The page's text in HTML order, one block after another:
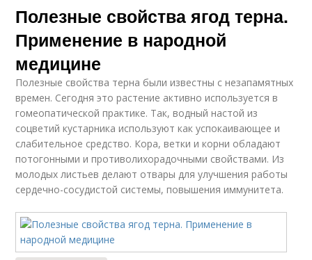
Полезные свойства ягод терна.
Применение в народной
медицине
Полезные свойства терна были известны с незапамятных
времен. Сегодня это растение активно используется в
гомеопатической практике. Так, водный настой из
соцветий кустарника используют как успокаивающее и
слабительное средство. Кора, ветки и корни обладают
потогонными и противолихорадочными свойствами. Из
молодых листьев делают отвары для улучшения работы
сердечно-сосудистой системы, повышения иммунитета.